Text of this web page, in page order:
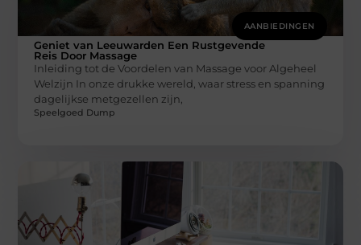
AANBIEDINGEN
Geniet van Leeuwarden Een Rustgevende
Reis Door Massage
Inleiding tot de Voordelen van Massage voor Algeheel
Welzijn In onze drukke wereld, waar stress en spanning
dagelijkse metgezellen zijn,
Speelgoed Dump